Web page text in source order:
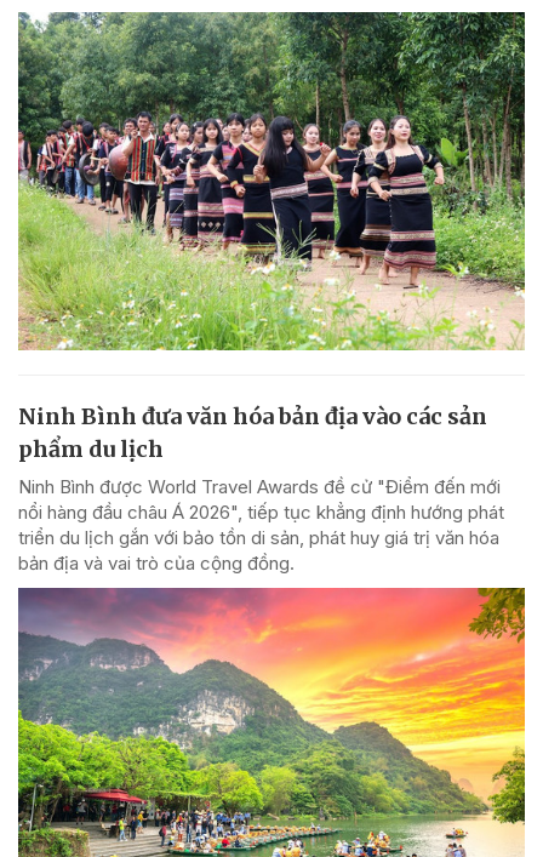
Ninh Bình đưa văn hóa bản địa vào các sản
phẩm du lịch
Ninh Bình được World Travel Awards đề cử "Điểm đến mới
nổi hàng đầu châu Á 2026", tiếp tục khẳng định hướng phát
triển du lịch gắn với bảo tồn di sản, phát huy giá trị văn hóa
bản địa và vai trò của cộng đồng.